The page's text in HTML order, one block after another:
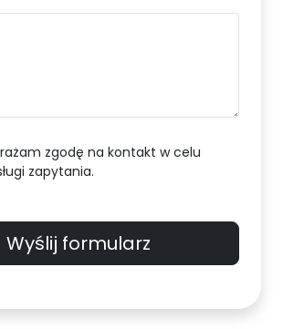
zgodę na kontakt w celu
zapytania.
Wyślij formularz